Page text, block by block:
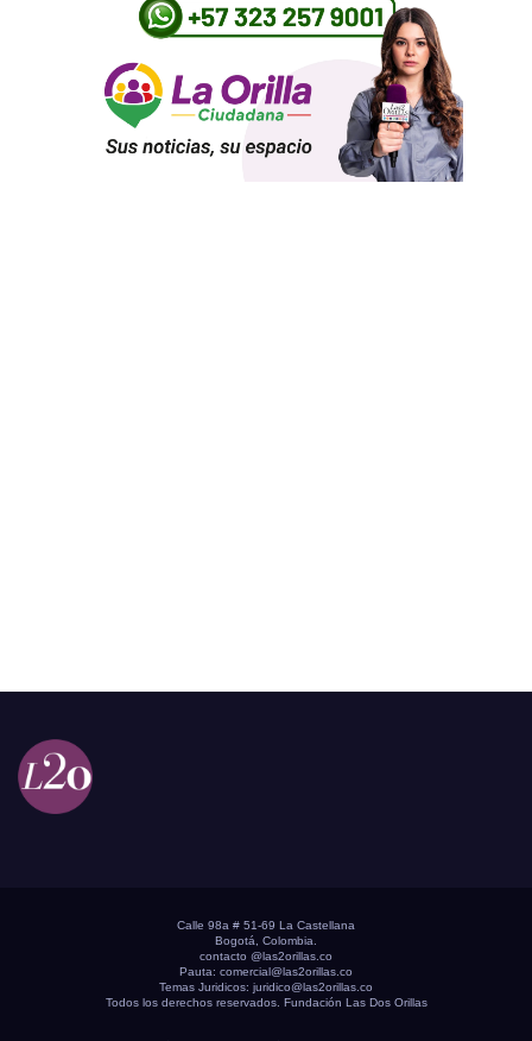
Calle 98a # 51-69 La Castellana
Bogotá, Colombia.
contacto @las2orillas.co
Pauta: comercial@las2orillas.co
Temas Juridicos: juridico@las2orillas.co
Todos los derechos reservados. Fundación Las Dos Orillas